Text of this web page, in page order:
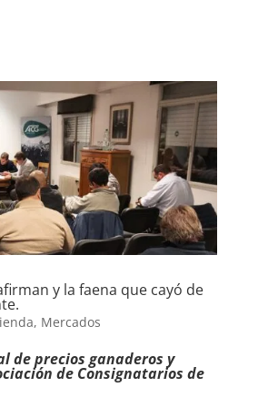
y la faena que cayó de
, Mercados
de precios ganaderos y
de Consignatarios de